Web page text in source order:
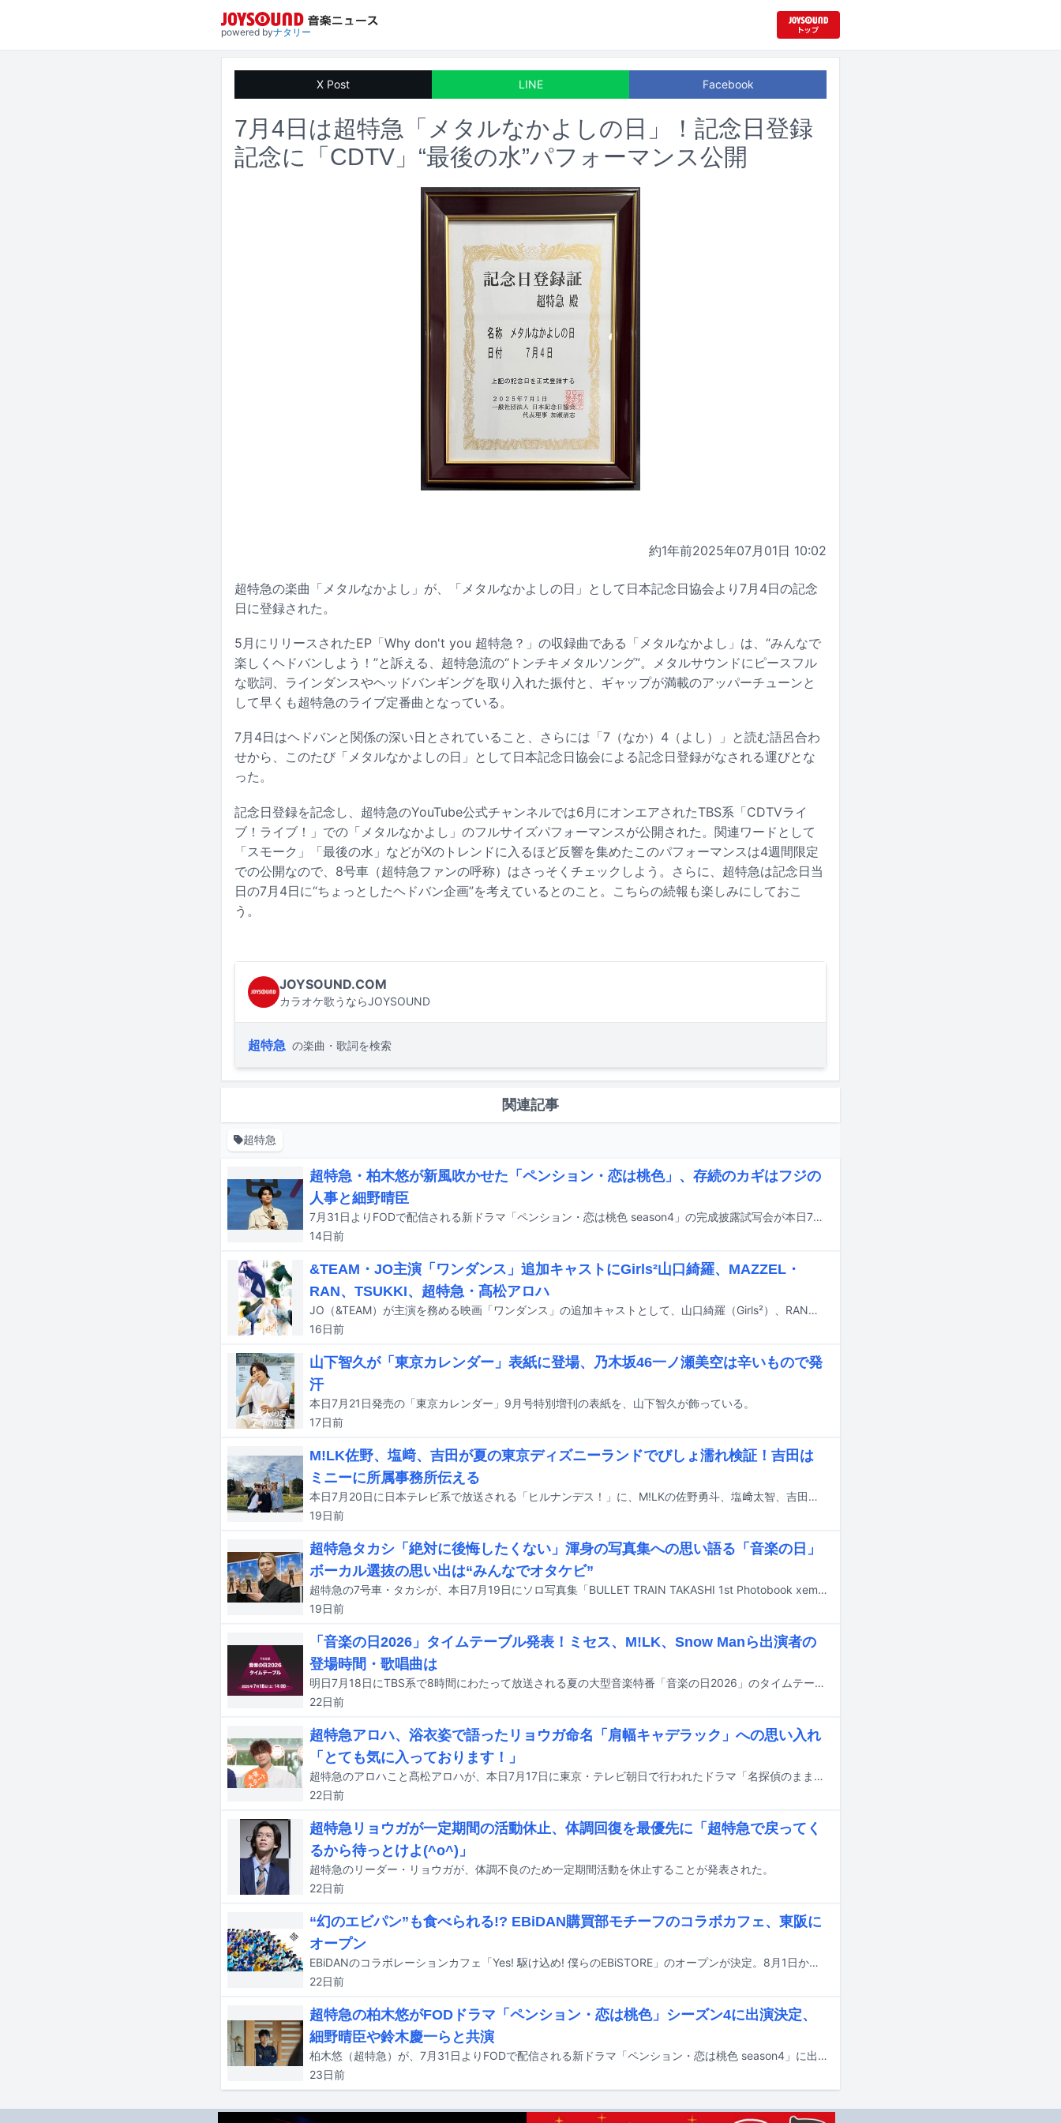
powered byナタリー
X Post LINE Facebook
7月4日は超特急「メタルなかよしの日」！記念日登録
記念に「CDTV」“最後の水”パフォーマンス公開
約1年前2025年07月01日 10:02
超特急の楽曲「メタルなかよし」が、「メタルなかよしの日」として日本記念日協会より7月4日の記念
日に登録された。
5月にリリースされたEP「Why don't you 超特急？」の収録曲である「メタルなかよし」は、“みんなで
楽しくヘドバンしよう！”と訴える、超特急流の“トンチキメタルソング”。メタルサウンドにピースフル
な歌詞、ラインダンスやヘッドバンギングを取り入れた振付と、ギャップが満載のアッパーチューンと
して早くも超特急のライブ定番曲となっている。
7月4日はヘドバンと関係の深い日とされていること、さらには「7（なか）4（よし）」と読む語呂合わ
せから、このたび「メタルなかよしの日」として日本記念日協会による記念日登録がなされる運びとな
った。
記念日登録を記念し、超特急のYouTube公式チャンネルでは6月にオンエアされたTBS系「CDTVライ
ブ！ライブ！」での「メタルなかよし」のフルサイズパフォーマンスが公開された。関連ワードとして
「スモーク」「最後の水」などがXのトレンドに入るほど反響を集めたこのパフォーマンスは4週間限定
での公開なので、8号車（超特急ファンの呼称）はさっそくチェックしよう。さらに、超特急は記念日当
日の7月4日に“ちょっとしたヘドバン企画”を考えているとのこと。こちらの続報も楽しみにしておこ
う。
JOYSOUND.COM
カラオケ歌うならJOYSOUND
超特急 の楽曲・歌詞を検索
関連記事
超特急
超特急・柏木悠が新風吹かせた「ペンション・恋は桃色」、存続のカギはフジの
人事と細野晴臣
7月31日よりFODで配信される新ドラマ「ペンション・恋は桃色 season4」の完成披露試写会が本日7月24日に東京・マルチシアターで行われ、キャストのリリー・フランキー、斎藤工、柏木悠（超特急）、高木完が登壇した。
14日前
&TEAM・JO主演「ワンダンス」追加キャストにGirls²山口綺羅、MAZZEL・
RAN、TSUKKI、超特急・髙松アロハ
JO（&TEAM）が主演を務める映画「ワンダンス」の追加キャストとして、山口綺羅（Girls²）、RAN（MAZZEL）、TSUKKI、髙松アロハ（超特急）の出演が発表された。
16日前
山下智久が「東京カレンダー」表紙に登場、乃木坂46一ノ瀬美空は辛いもので発
汗
本日7月21日発売の「東京カレンダー」9月号特別増刊の表紙を、山下智久が飾っている。
17日前
M!LK佐野、塩﨑、吉田が夏の東京ディズニーランドでびしょ濡れ検証！吉田は
ミニーに所属事務所伝える
本日7月20日に日本テレビ系で放送される「ヒルナンデス！」に、M!LKの佐野勇斗、塩﨑太智、吉田仁人がVTR出演する。
19日前
超特急タカシ「絶対に後悔したくない」渾身の写真集への思い語る「音楽の日」
ボーカル選抜の思い出は“みんなでオタケビ”
超特急の7号車・タカシが、本日7月19日にソロ写真集「BULLET TRAIN TAKASHI 1st Photobook xemx」の発売記念イベントを東京都内で開催した。
19日前
「音楽の日2026」タイムテーブル発表！ミセス、M!LK、Snow Manら出演者の
登場時間・歌唱曲は
明日7月18日にTBS系で8時間にわたって放送される夏の大型音楽特番「音楽の日2026」のタイムテーブルが発表された。
22日前
超特急アロハ、浴衣姿で語ったリョウガ命名「肩幅キャデラック」への思い入れ
「とても気に入っております！」
超特急のアロハこと髙松アロハが、本日7月17日に東京・テレビ朝日で行われたドラマ「名探偵のままでいて」の制作発表会見に出席した。
22日前
超特急リョウガが一定期間の活動休止、体調回復を最優先に「超特急で戻ってく
るから待っとけよ(^o^)」
超特急のリーダー・リョウガが、体調不良のため一定期間活動を休止することが発表された。
22日前
“幻のエビパン”も食べられる!? EBiDAN購買部モチーフのコラボカフェ、東阪に
オープン
EBiDANのコラボレーションカフェ「Yes! 駆け込め! 僕らのEBiSTORE」のオープンが決定。8月1日から16日までの期間、東京・SHIBUYA TSUTAYAをメイン会場に実施され、大阪・LE GARAGE 梅田 蔦屋書店でもサテライト開催される。
22日前
超特急の柏木悠がFODドラマ「ペンション・恋は桃色」シーズン4に出演決定、
細野晴臣や鈴木慶一らと共演
柏木悠（超特急）が、7月31日よりFODで配信される新ドラマ「ペンション・恋は桃色 season4」に出演することが決定した。
23日前